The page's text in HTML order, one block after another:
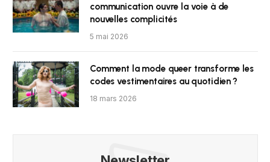
communication ouvre la voie à de
nouvelles complicités
5 mai 2026
Comment la mode queer transforme les
codes vestimentaires au quotidien ?
18 mars 2026